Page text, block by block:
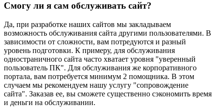
Смогу ли я сам обслуживать сайт?
Да, при разработке наших сайтов мы закладываем
возможность обслуживания сайта другими пользователями. В
зависимости от сложности, вам потредуются и разный
уровень подготовки. К примеру, для обслуживания
одностраничного сайта часто хватает уровня "уверенный
пользователь ПК". Для обслуживания же корпоративного
портала, вам потребуется минимум 2 помощника. В этом
случаем мы рекомендуем нашу услугу "сопровождение
сайта". Заказав ее, вы сможете существенно сэкономить время
и деньги на обслуживании.